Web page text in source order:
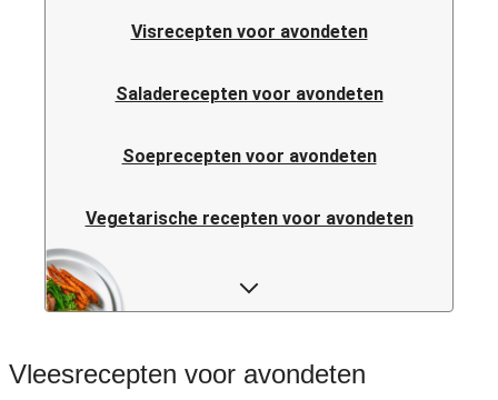
Visrecepten voor avondeten
Saladerecepten voor avondeten
Soeprecepten voor avondeten
Vegetarische recepten voor avondeten
Italiaanse pastarecepten voor avondeten
Vleesrecepten voor avondeten